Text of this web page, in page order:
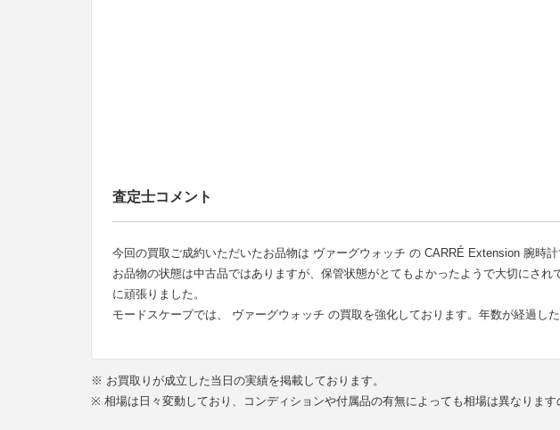
査定士コメント
今回の買取ご成約いただいたお品物は ヴァーグウォッチ の CARRÉ Extension 腕時計
お品物の状態は中古品ではありますが、保管状態がとてもよかったようで大切にさ
に頑張りました。
モードスケープでは、 ヴァーグウォッチ の買取を強化しております。年数が経過し
※ お買取りが成立した当日の実績を掲載しております。
※ 相場は日々変動しており、コンディションや付属品の有無によっても相場は異なります